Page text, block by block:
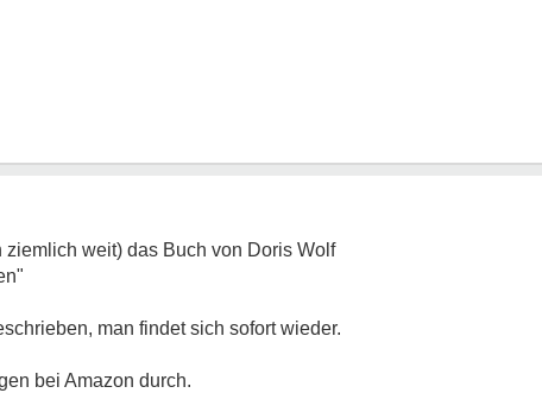
ziemlich weit) das Buch von Doris Wolf
man findet sich sofort wieder.
bei Amazon durch.